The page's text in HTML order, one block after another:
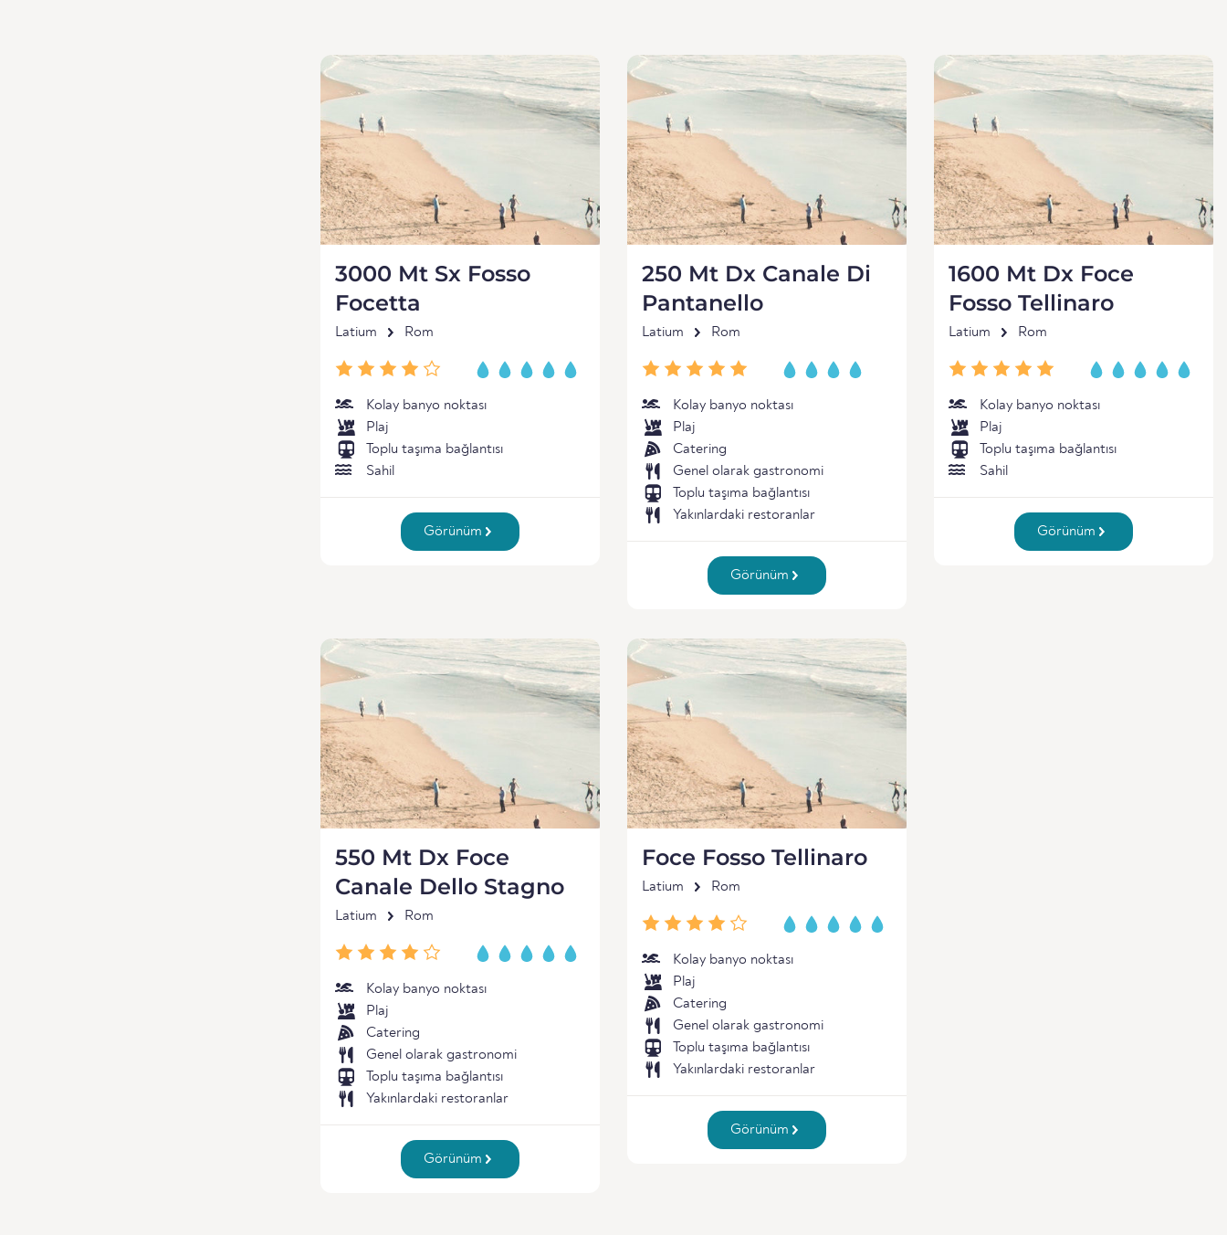
3000 Mt Sx Fosso
Focetta
Latium Rom
Kolay banyo noktası
Plaj
Toplu taşıma bağlantısı
Sahil
Görünüm
250 Mt Dx Canale Di
Pantanello
Latium Rom
Kolay banyo noktası
Plaj
Catering
Genel olarak gastronomi
Toplu taşıma bağlantısı
Yakınlardaki restoranlar
Görünüm
1600 Mt Dx Foce
Fosso Tellinaro
Latium Rom
Kolay banyo noktası
Plaj
Toplu taşıma bağlantısı
Sahil
Görünüm
550 Mt Dx Foce
Canale Dello Stagno
Latium Rom
Kolay banyo noktası
Plaj
Catering
Genel olarak gastronomi
Toplu taşıma bağlantısı
Yakınlardaki restoranlar
Görünüm
Foce Fosso Tellinaro
Latium Rom
Kolay banyo noktası
Plaj
Catering
Genel olarak gastronomi
Toplu taşıma bağlantısı
Yakınlardaki restoranlar
Görünüm